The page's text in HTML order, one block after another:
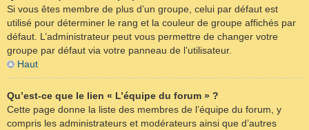
Si vous êtes membre de plus d’un groupe, celui par défaut est
utilisé pour déterminer le rang et la couleur de groupe affichés par
défaut. L’administrateur peut vous permettre de changer votre
groupe par défaut via votre panneau de l’utilisateur.
Haut
Qu’est-ce que le lien « L’équipe du forum » ?
Cette page donne la liste des membres de l’équipe du forum, y
compris les administrateurs et modérateurs ainsi que d’autres